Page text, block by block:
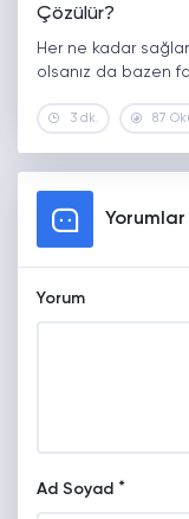
Çözülür?
Her ne kadar
olsanız da bazen
3 dk. 87
Yorumlar
Yorum
Ad Soyad *